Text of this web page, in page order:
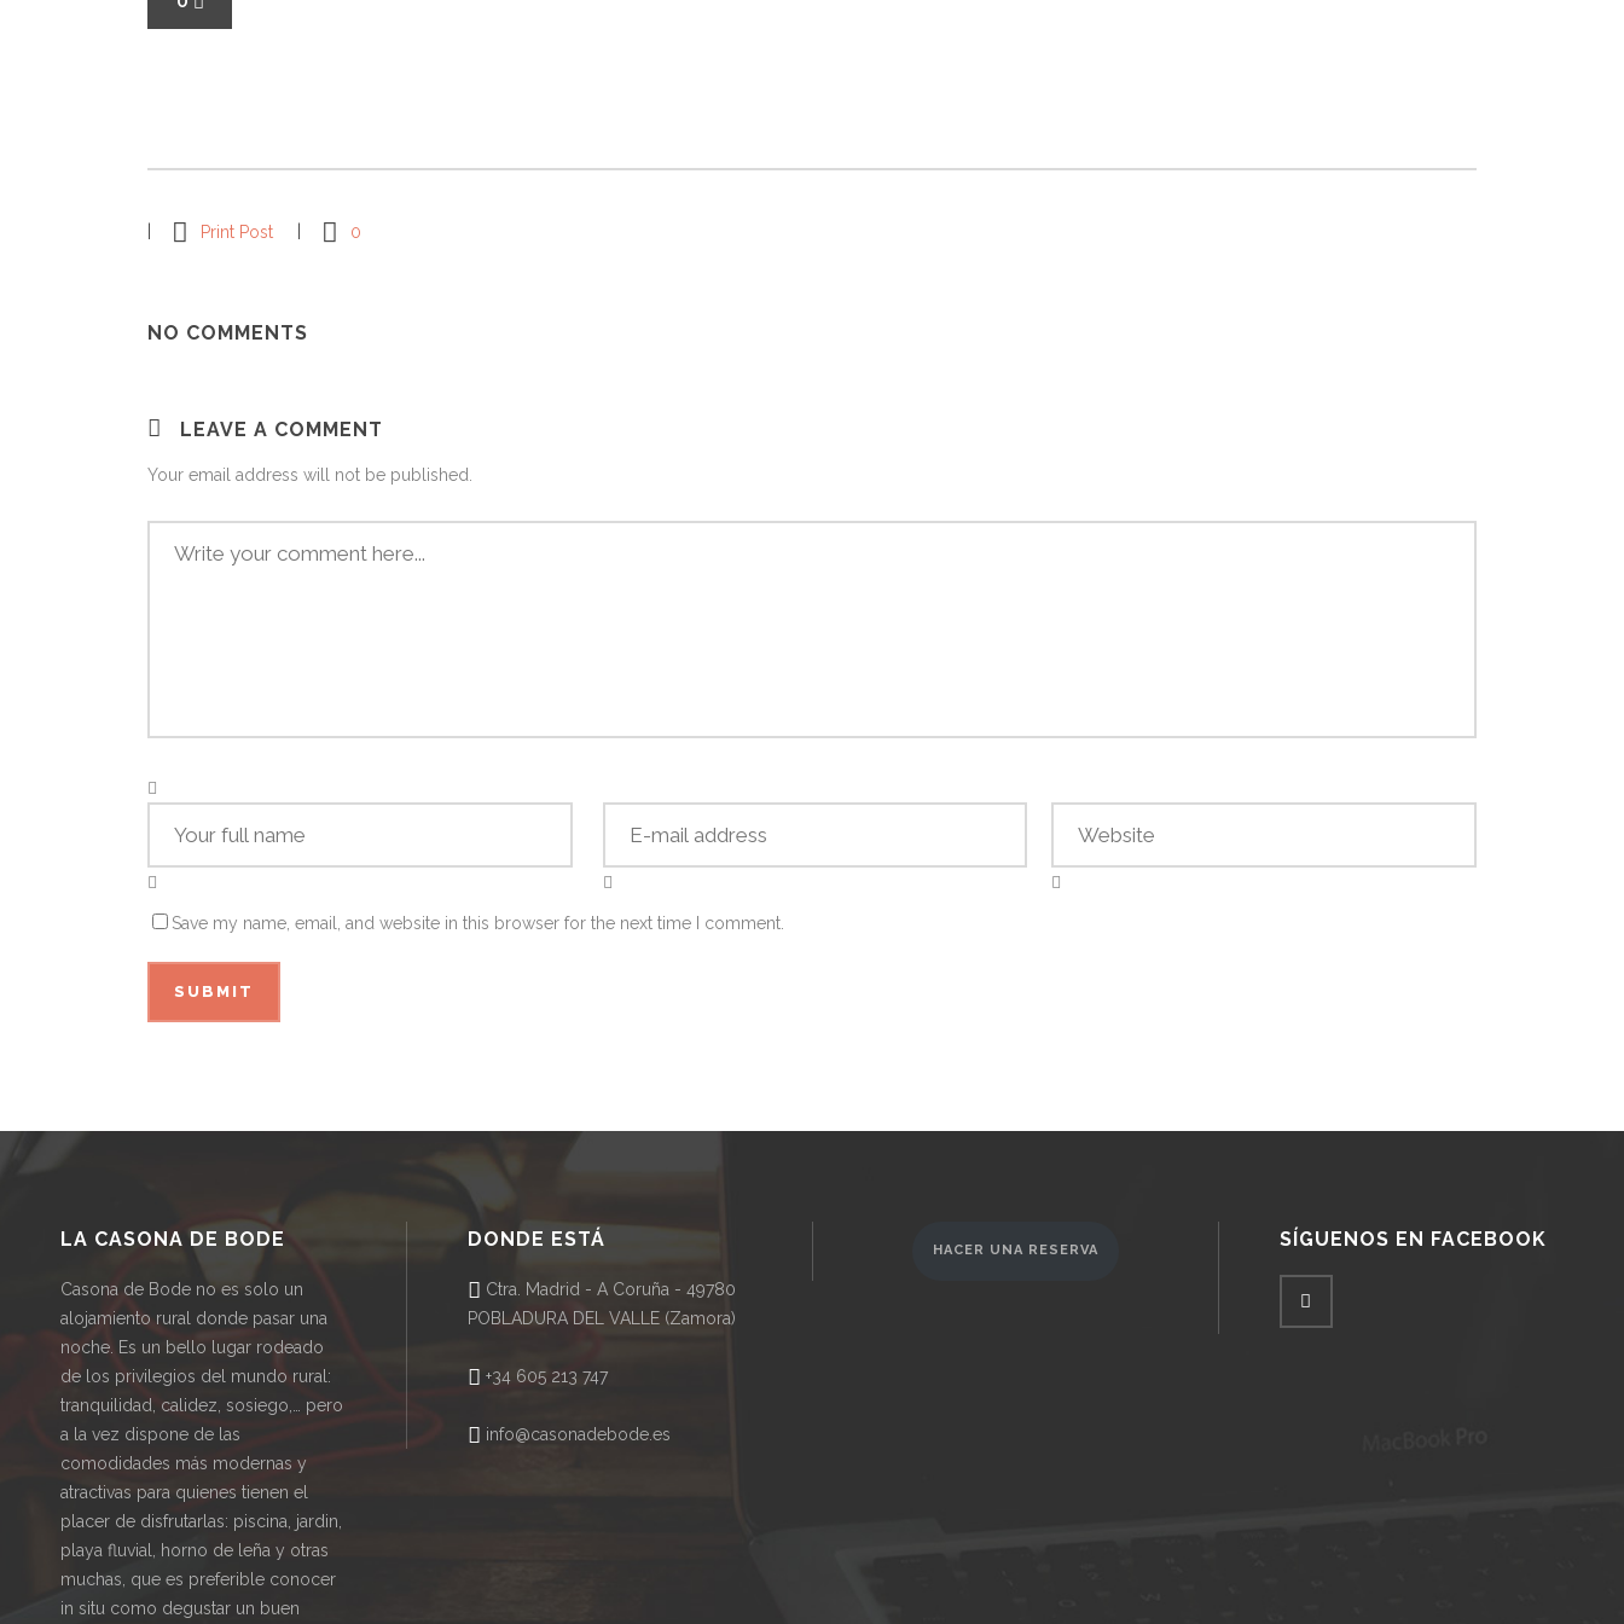
Print Post 0
NO COMMENTS
LEAVE A COMMENT
Your email address will not be published.
Save my name, email, and website in this browser for the next time I comment.
LA CASONA DE BODE
Casona de Bode no es solo un
alojamiento rural donde pasar una
noche. Es un bello lugar rodeado
de los privilegios del mundo rural:
tranquilidad, calidez, sosiego,… pero
a la vez dispone de las
comodidades más modernas y
atractivas para quienes tienen el
placer de disfrutarlas: piscina, jardin,
playa fluvial, horno de leña y otras
muchas, que es preferible conocer
in situ como degustar un buen
DONDE ESTÁ
Ctra. Madrid - A Coruña - 49780
POBLADURA DEL VALLE (Zamora)
+34 605 213 747
info@casonadebode.es
HACER UNA RESERVA SÍGUENOS EN FACEBOOK